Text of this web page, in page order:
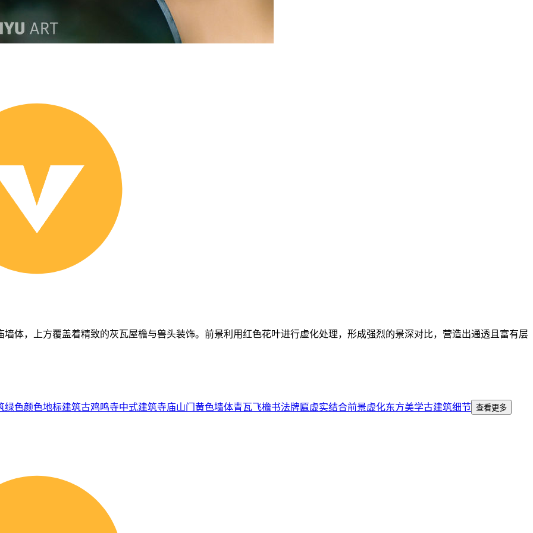
体，上方覆盖着精致的灰瓦屋檐与兽头装饰。前景利用红色花叶进行虚化处理，形成强烈的景深对比，营造出通透且富有层
绿色颜色地标建筑古鸡鸣寺中式建筑寺庙山门 黄色墙体青瓦飞檐书法牌匾虚实结合前景虚化东方美学古建筑细节 查看更多